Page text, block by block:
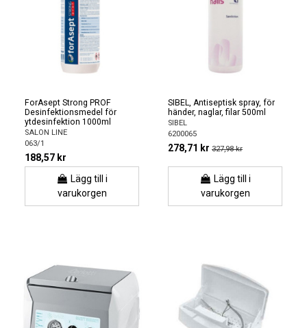
ForAsept Strong PROF
Desinfektionsmedel för
ytdesinfektion 1000ml
SALON LINE
063/1
188,57 kr
Lägg till i
varukorgen
SIBEL, Antiseptisk spray, för
händer, naglar, filar 500ml
SIBEL
6200065
278,71 kr 327,98 kr
Lägg till i
varukorgen